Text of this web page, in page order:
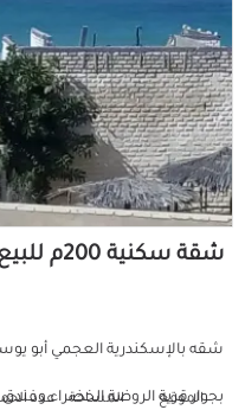
شقة سكنية 200م للبيع كاش بالعجمي الإسكندرية
شقه بالإسكندرية العجمي أبو
بجوار قرية الروضة الخضراء
الموقع المساحة عدد